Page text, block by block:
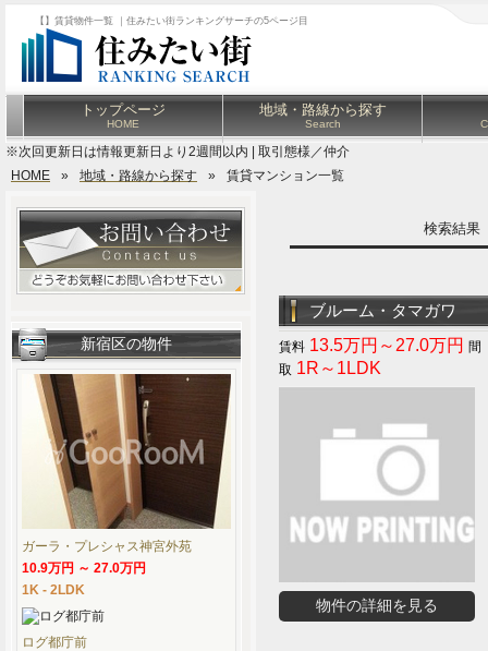
【】賃貸物件一覧 ｜住みたい街ランキングサーチの5ページ目
トップページ
HOME
地域・路線から探す
Search
※次回更新日は情報更新日より2週間以内 | 取引態様／仲介
HOME
» 地域・路線から探す » 賃貸マンション一覧
検索結
ブルーム・タマガワ
13.5万円～27.0万円
1R～1LDK
物件の詳細を見る
新宿区の物件
ガーラ・プレシャス神宮外苑
10.9万円 ～ 27.0万円
1K - 2LDK
ログ都庁前